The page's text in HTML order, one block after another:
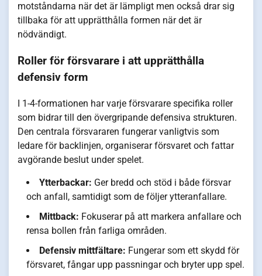
motståndarna när det är lämpligt men också drar sig
tillbaka för att upprätthålla formen när det är
nödvändigt.
Roller för försvarare i att upprätthålla
defensiv form
I 1-4-formationen har varje försvarare specifika roller
som bidrar till den övergripande defensiva strukturen.
Den centrala försvararen fungerar vanligtvis som
ledare för backlinjen, organiserar försvaret och fattar
avgörande beslut under spelet.
Ytterbackar: Ger bredd och stöd i både försvar
och anfall, samtidigt som de följer ytteranfallare.
Mittback: Fokuserar på att markera anfallare och
rensa bollen från farliga områden.
Defensiv mittfältare: Fungerar som ett skydd för
försvaret, fångar upp passningar och bryter upp spel.